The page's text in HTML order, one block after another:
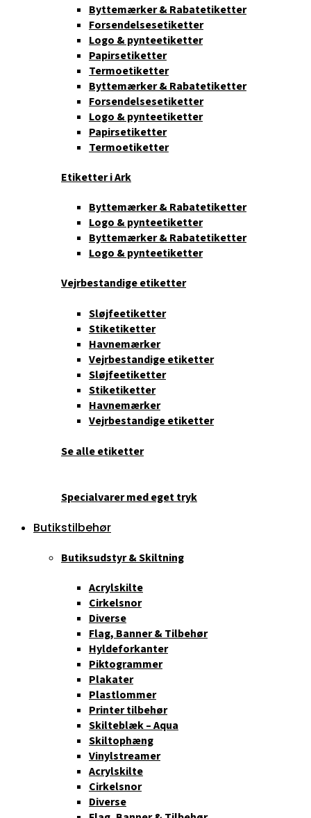
Byttemærker & Rabatetiketter
Forsendelsesetiketter
Logo & pynteetiketter
Papirsetiketter
Termoetiketter
Byttemærker & Rabatetiketter
Forsendelsesetiketter
Logo & pynteetiketter
Papirsetiketter
Termoetiketter
Etiketter i Ark
Byttemærker & Rabatetiketter
Logo & pynteetiketter
Byttemærker & Rabatetiketter
Logo & pynteetiketter
Vejrbestandige etiketter
Sløjfeetiketter
Stiketiketter
Havnemærker
Vejrbestandige etiketter
Sløjfeetiketter
Stiketiketter
Havnemærker
Vejrbestandige etiketter
Se alle etiketter
Specialvarer med eget tryk
Butikstilbehør
Butiksudstyr & Skiltning
Acrylskilte
Cirkelsnor
Diverse
Flag, Banner & Tilbehør
Hyldeforkanter
Piktogrammer
Plakater
Plastlommer
Printer tilbehør
Skilteblæk – Aqua
Skiltophæng
Vinylstreamer
Acrylskilte
Cirkelsnor
Diverse